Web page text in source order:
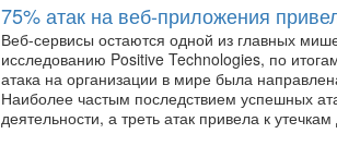
75% атак на веб-приложения
Веб-сервисы остаются одной из главных
исследованию Positive Technologies, по
атака на организации в мире была
Наиболее частым последствием успешных
деятельности, а треть атак привела к